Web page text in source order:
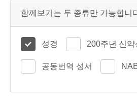
함께보기는 두 종류만 가능합니
성경 200주년 신약
공동번역 성서